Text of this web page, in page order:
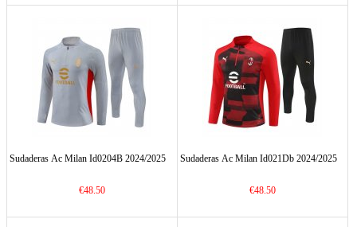
Sudaderas Ac Milan Id0204B 2024/2025
€48.50
Sudaderas Ac Milan Id021Db 2024/2025
€48.50